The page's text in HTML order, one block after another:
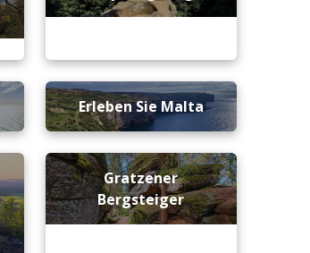
Erleben Sie Malta
Gratzener
Bergsteiger